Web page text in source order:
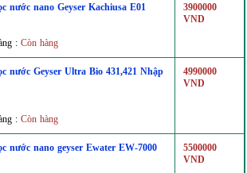
nước nano Geyser Kachiusa E01
: Còn hàng
3900000
VND
nước Geyser Ultra Bio 431,421 Nhập
: Còn hàng
4990000
VND
nước nano geyser Ewater EW-7000
5500000
VND